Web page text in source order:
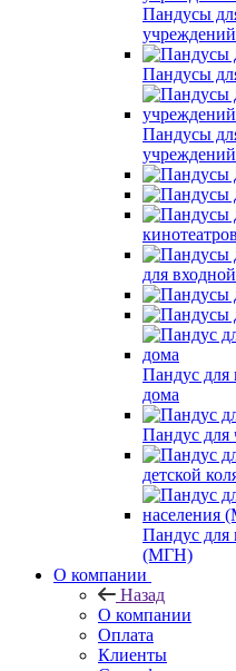
Пандусы
учреждений
Пандусы
Пандусы
учреждений
кинотеатров
для
Пандус для
дома
Пандус для
детской
Пандус для
(МГН)
О компании
Назад
О компании
Оплата
Клиенты